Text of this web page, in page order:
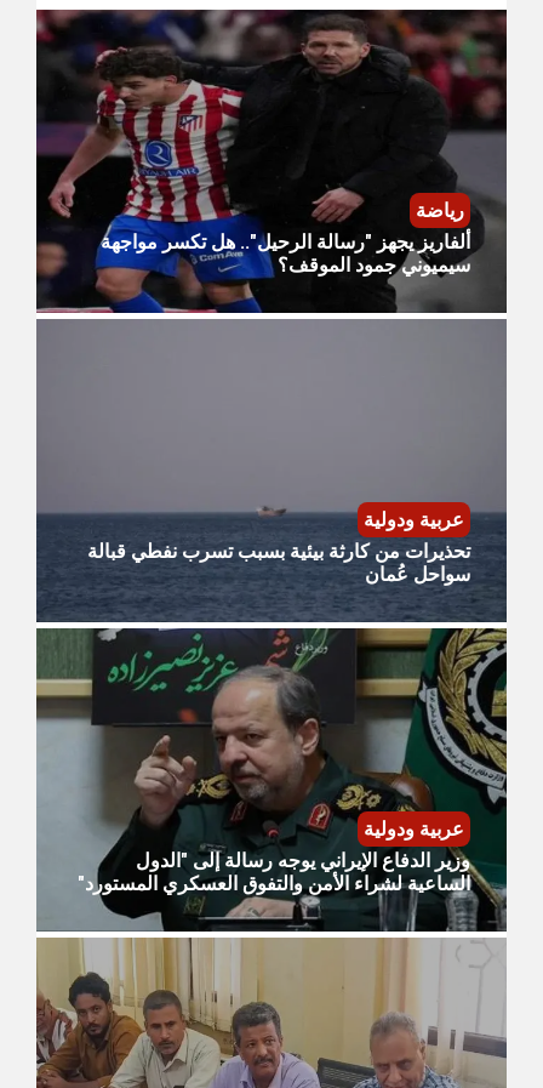
رياضة
ألفاريز يجهز "رسالة الرحيل".. هل تكسر مواجهة
سيميوني جمود الموقف؟
عربية ودولية
تحذيرات من كارثة بيئية بسبب تسرب نفطي قبالة
سواحل عُمان
عربية ودولية
وزير الدفاع الإيراني يوجه رسالة إلى "الدول
الساعية لشراء الأمن والتفوق العسكري المستورد"